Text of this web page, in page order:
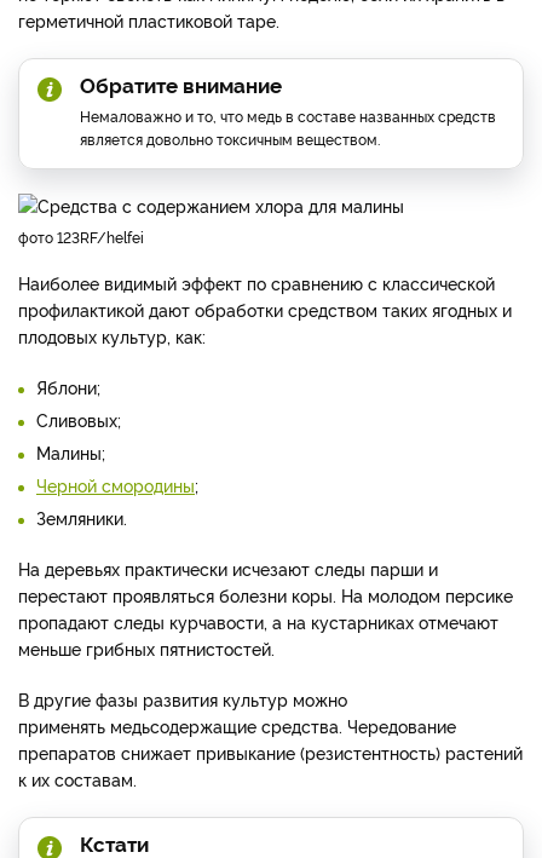
герметичной пластиковой таре.
Обратите внимание
Немаловажно и то, что медь в составе названных средств
является довольно токсичным веществом.
фото 123RF/helfei
Наиболее видимый эффект по сравнению с классической
профилактикой дают обработки средством таких ягодных и
плодовых культур, как:
Яблони;
Сливовых;
Малины;
Черной смородины;
Земляники.
На деревьях практически исчезают следы парши и
перестают проявляться болезни коры. На молодом персике
пропадают следы курчавости, а на кустарниках отмечают
меньше грибных пятнистостей.
В другие фазы развития культур можно
применять медьсодержащие средства. Чередование
препаратов снижает привыкание (резистентность) растений
к их составам.
Кстати